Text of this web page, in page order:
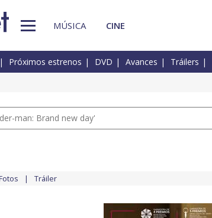
MÚSICA CINE
Próximos estrenos DVD Avances Tráilers
man: Brand new day'
Tráiler